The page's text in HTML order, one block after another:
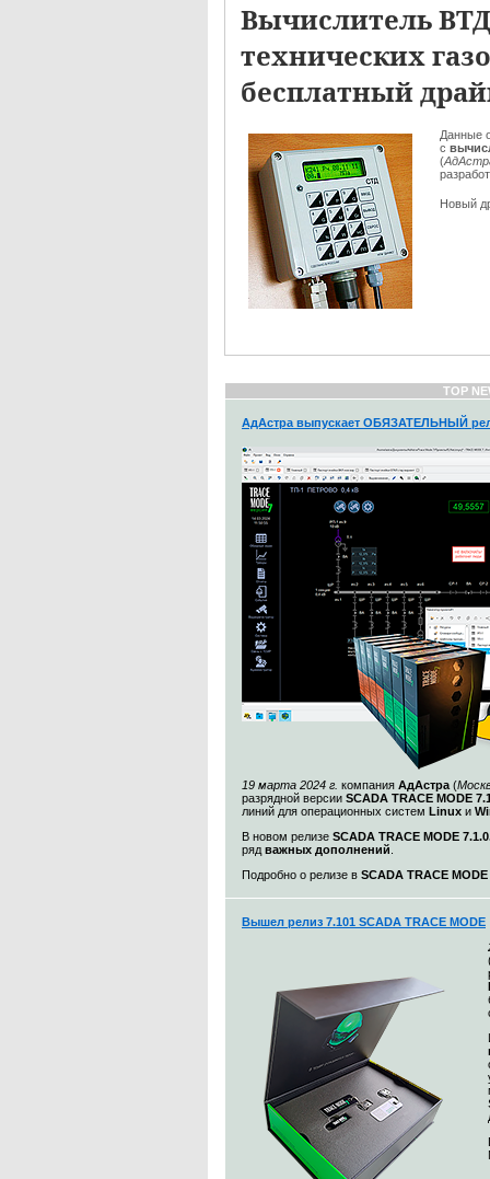
Вычислитель
технических
бесплатный
Данные
с
(
Новый
TOP
АдАстра выпускает ОБЯЗАТЕЛЬНЫЙ
19 марта 2024 г. компания АдАстра (
разрядной версии SCADA TRACE MODE
линий для операционных систем Linux и
В новом релизе SCADA TRACE MODE
ряд важных дополнений
Подробно о релизе в SCADA TRACE MODE
Вышел релиз 7.101 SCADA TRACE MODE